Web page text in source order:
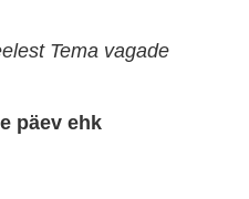
Tema vagade
päev ehk